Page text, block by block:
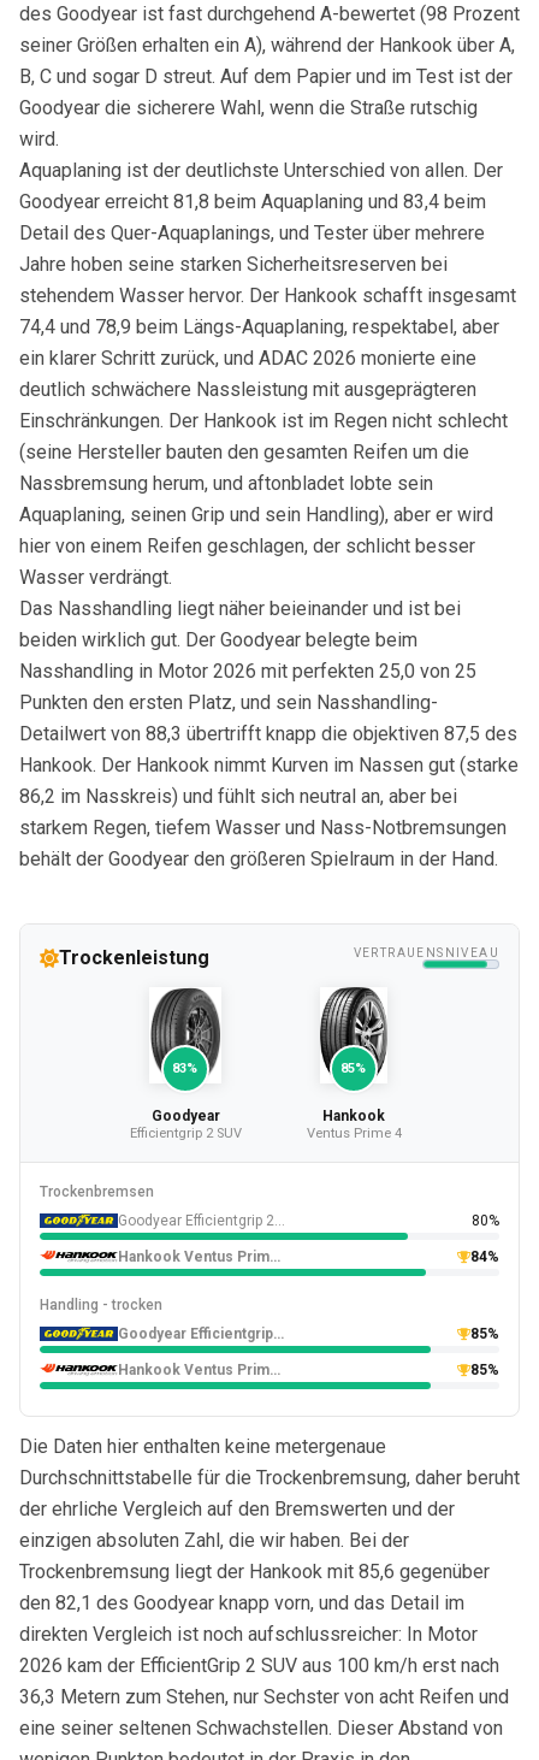
des Goodyear ist fast durchgehend A-bewertet (98 Prozent
seiner Größen erhalten ein A), während der Hankook über A,
B, C und sogar D streut. Auf dem Papier und im Test ist der
Goodyear die sicherere Wahl, wenn die Straße rutschig
wird.
Aquaplaning ist der deutlichste Unterschied von allen. Der
Goodyear erreicht 81,8 beim Aquaplaning und 83,4 beim
Detail des Quer-Aquaplanings, und Tester über mehrere
Jahre hoben seine starken Sicherheitsreserven bei
stehendem Wasser hervor. Der Hankook schafft insgesamt
74,4 und 78,9 beim Längs-Aquaplaning, respektabel, aber
ein klarer Schritt zurück, und ADAC 2026 monierte eine
deutlich schwächere Nassleistung mit ausgeprägteren
Einschränkungen. Der Hankook ist im Regen nicht schlecht
(seine Hersteller bauten den gesamten Reifen um die
Nassbremsung herum, und aftonbladet lobte sein
Aquaplaning, seinen Grip und sein Handling), aber er wird
hier von einem Reifen geschlagen, der schlicht besser
Wasser verdrängt.
Das Nasshandling liegt näher beieinander und ist bei
beiden wirklich gut. Der Goodyear belegte beim
Nasshandling in Motor 2026 mit perfekten 25,0 von 25
Punkten den ersten Platz, und sein Nasshandling-
Detailwert von 88,3 übertrifft knapp die objektiven 87,5 des
Hankook. Der Hankook nimmt Kurven im Nassen gut (starke
86,2 im Nasskreis) und fühlt sich neutral an, aber bei
starkem Regen, tiefem Wasser und Nass-Notbremsungen
behält der Goodyear den größeren Spielraum in der Hand.
Trockenleistung VERTRAUENSNIVEAU
83%
Goodyear
Efficientgrip 2 SUV
85%
Hankook
Ventus Prime 4
Trockenbremsen
Goodyear Efficientgrip 2 SUV
80%
Hankook Ventus Prime 4 84%
Handling - trocken
Goodyear Efficientgrip 2 SUV
85%
Hankook Ventus Prime 4 85%
Die Daten hier enthalten keine metergenaue
Durchschnittstabelle für die Trockenbremsung, daher beruht
der ehrliche Vergleich auf den Bremswerten und der
einzigen absoluten Zahl, die wir haben. Bei der
Trockenbremsung liegt der Hankook mit 85,6 gegenüber
den 82,1 des Goodyear knapp vorn, und das Detail im
direkten Vergleich ist noch aufschlussreicher: In Motor
2026 kam der EfficientGrip 2 SUV aus 100 km/h erst nach
36,3 Metern zum Stehen, nur Sechster von acht Reifen und
eine seiner seltenen Schwachstellen. Dieser Abstand von